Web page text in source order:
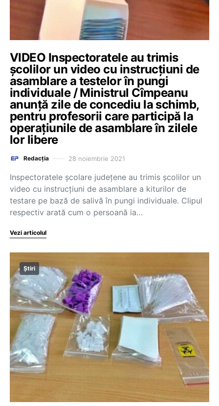
VIDEO Inspectoratele au trimis
școlilor un video cu instrucțiuni de
asamblare a testelor în pungi
individuale / Ministrul Cîmpeanu
anunță zile de concediu la schimb,
pentru profesorii care participă la
operațiunile de asamblare în zilele
lor libere
Redacția 28 noiembrie 2021
Inspectoratele școlare județene au trimis școlilor un
video cu instrucțiuni de asamblare a kiturilor de
testare pe bază de salivă în pungi individuale. Clipul
respectiv arată cum o persoană ia…
Vezi articolul
Știri